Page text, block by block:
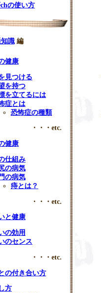
の使い方
識編
健康
見つける
を持つ
を立てるには
症とは
恐怖症の種類
・・・etc.
健康
仕組み
の病気
の病気
痔とは？
・・・etc.
と健康
の効用
のセンス
・・・etc.
の付き合い方
方